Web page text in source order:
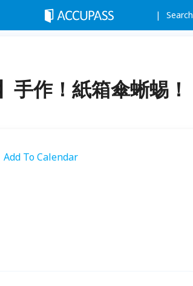
Search
手作！紙箱傘蜥蜴！
Add To Calendar